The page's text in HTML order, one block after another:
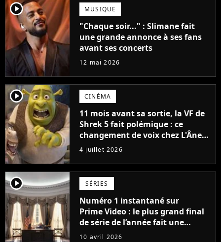
player2 MUSIQUE
"Chaque soir..." : Slimane fait
une grande annonce à ses fans
avant ses concerts
12 mai 2026
player2 CINÉMA
11 mois avant sa sortie, la VF de
Shrek 5 fait polémique : ce
changement de voix chez L'Âne
ne passe pas
4 juillet 2026
player2 SÉRIES
Numéro 1 instantané sur
Prime Video : le plus grand final
de série de l’année fait une
entrée fracassante dans les
10 avril 2026